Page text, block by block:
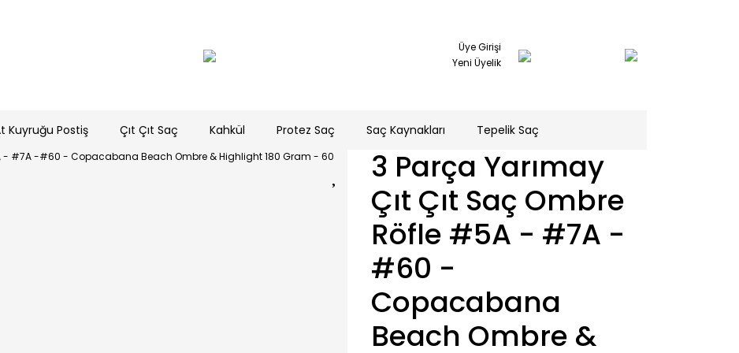
Üye Girişi
Yeni Üyelik
Kuyruğu Postiş Çıt Çıt Saç Kahkül Protez Saç Saç Kaynakları Tepelik Saç
3 Parça Yarımay
Çıt Çıt Saç Ombre
Röfle #5A - #7A -
#60 -
Copacabana
Beach Ombre &